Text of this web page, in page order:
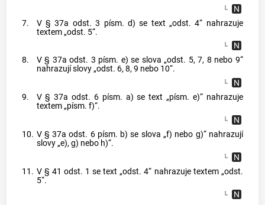
7.
V § 37a odst. 3 písm. d) se text „odst. 4“ nahrazuje
textem „odst. 5“.
8.
V § 37a odst. 3 písm. e) se slova „odst. 5, 7, 8 nebo 9“
nahrazují slovy „odst. 6, 8, 9 nebo 10“.
9.
V § 37a odst. 6 písm. a) se text „písm. e)“ nahrazuje
textem „písm. f)“.
10. V § 37a odst. 6 písm. b) se slova „f) nebo g)“ nahrazují
slovy „e), g) nebo h)“.
11. V § 41 odst. 1 se text „odst. 4“ nahrazuje textem „odst.
5“.